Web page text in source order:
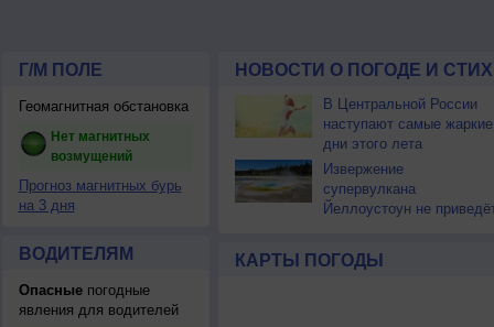
Г/М ПОЛЕ
Геомагнитная обстановка
Нет магнитных
возмущений
Прогноз магнитных бурь
на 3 дня
ВОДИТЕЛЯМ
Опасныепогодные
явления для водителей
НОВОСТИ О ПОГОДЕ И
В Центральной России
наступают самые жаркие
дни этого лета
Извержение
супервулкана
Йеллоустоун не
КАРТЫ ПОГОДЫ